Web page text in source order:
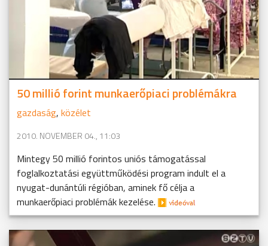
50 millió forint munkaerőpiaci problémákra
gazdaság, közélet
2010. NOVEMBER 04., 11:03
Mintegy 50 millió forintos uniós támogatással
foglalkoztatási együttműködési program indult el a
nyugat-dunántúli régióban, aminek fő célja a
munkaerőpiaci problémák kezelése.